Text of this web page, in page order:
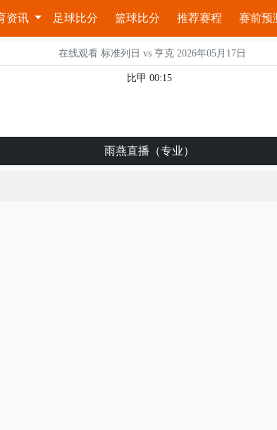
资讯 足球比分 篮球比分 推荐赛程 赛前预
在线观看 标准列日 vs 亨克 2026年05月17日
比甲 00:15
雨燕直播（专业）